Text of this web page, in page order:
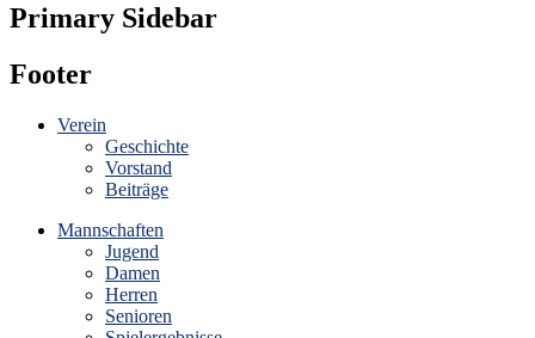
Primary Sidebar
Footer
Verein
Geschichte
Vorstand
Beiträge
Mannschaften
Jugend
Damen
Herren
Senioren